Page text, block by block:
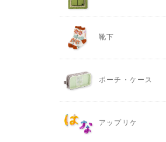
靴下
ポーチ・ケース
アップリケ